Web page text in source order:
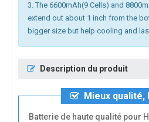
3. The 6600mAh(9 Cells) and
extend out about 1 inch from the
bigger size but help cooling and
Description du produit
Mieux qualité,
Batterie de haute qualité pour